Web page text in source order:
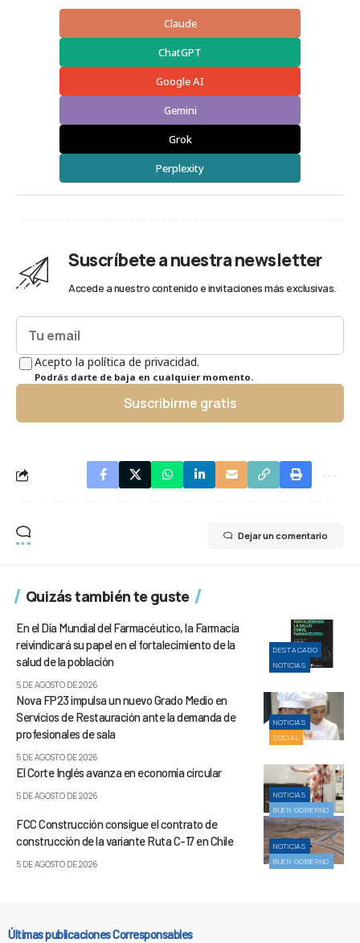
Claude
ChatGPT
Google AI
Gemini
Grok
Perplexity
Suscríbete a nuestra newsletter
Accede a nuestro contenido e invitaciones más exclusivas.
Acepto la política de privacidad.
Podrás darte de baja en cualquier momento.
Suscribirme gratis
Dejar un comentario
Quizás también te guste
DESTACADO
NOTICIAS
En el Día Mundial del Farmacéutico, la Farmacia
reivindicará su papel en el fortalecimiento de la
salud de la población
5 DE AGOSTO DE 2026
NOTICIAS
SOCIAL
Nova FP23 impulsa un nuevo Grado Medio en
Servicios de Restauración ante la demanda de
profesionales de sala
5 DE AGOSTO DE 2026
NOTICIAS
BUEN GOBIERNO
El Corte Inglés avanza en economía circular
5 DE AGOSTO DE 2026
NOTICIAS
BUEN GOBIERNO
FCC Construcción consigue el contrato de
construcción de la variante Ruta C-17 en Chile
5 DE AGOSTO DE 2026
Últimas publicaciones Corresponsables